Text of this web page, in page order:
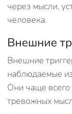
через мысли,
человека.
Внешние
Внешние
наблюдаемые
Они чаще всего
тревожных